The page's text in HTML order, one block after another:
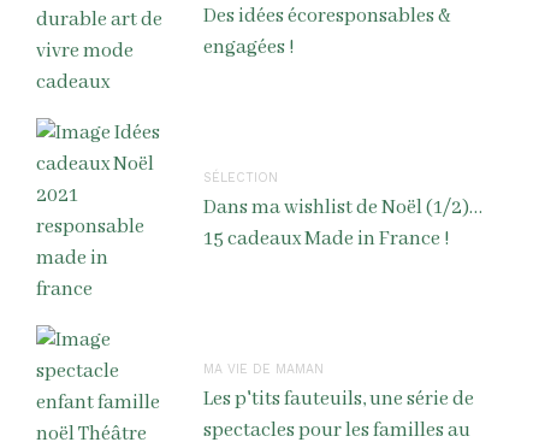
Des idées écoresponsables &
engagées !
SÉLECTION
Dans ma wishlist de Noël (1/2)…
15 cadeaux Made in France !
MA VIE DE MAMAN
Les p'tits fauteuils, une série de
spectacles pour les familles au